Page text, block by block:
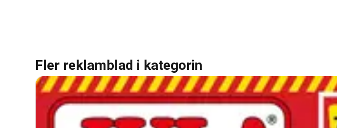
Fler reklamblad i kategorin